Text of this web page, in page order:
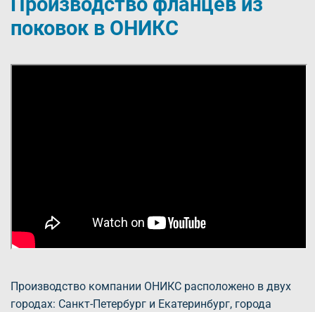
поковок в ОНИКС
Производство компании ОНИКС расположено в двух
городах: Санкт-Петербург и Екатеринбург, города